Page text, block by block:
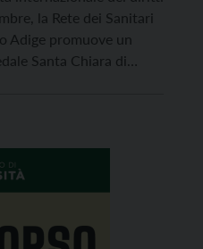
la Rete dei Sanitari
Adige promuove un
Santa Chiara di
palestinesi uccisi, altri